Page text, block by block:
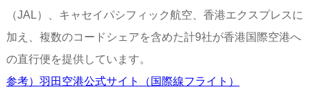
（JAL）、キャセイパシフィック航空、香港エクスプレスに
加え、複数のコードシェアを含めた計9社が香港国際空港へ
の直行便を提供しています。
参考）羽田空港公式サイト（国際線フライト）